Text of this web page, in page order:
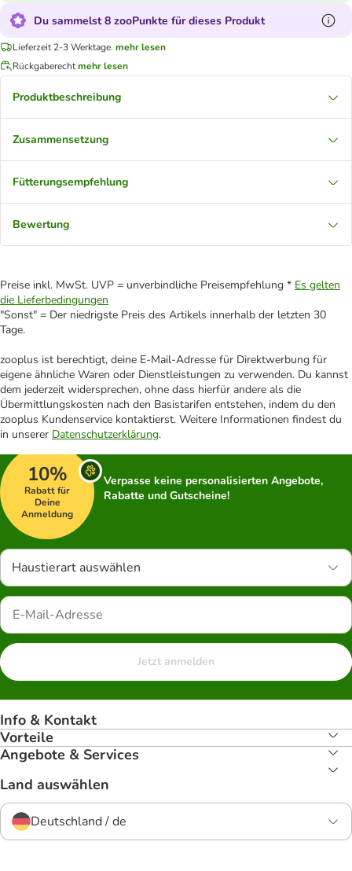
Du sammelst 8 zooPunkte für dieses Produkt
Lieferzeit 2-3 Werktage. mehr lesen
Rückgaberechtmehr lesen
Produktbeschreibung
Zusammensetzung
Fütterungsempfehlung
Bewertung
Preise inkl. MwSt. UVP = unverbindliche Preisempfehlung * Es gelten
die Lieferbedingungen
"Sonst" = Der niedrigste Preis des Artikels innerhalb der letzten 30
Tage.
zooplus ist berechtigt, deine E-Mail-Adresse für Direktwerbung für
eigene ähnliche Waren oder Dienstleistungen zu verwenden. Du kannst
dem jederzeit widersprechen, ohne dass hierfür andere als die
Übermittlungskosten nach den Basistarifen entstehen, indem du den
zooplus Kundenservice kontaktierst. Weitere Informationen findest du
in unserer Datenschutzerklärung.
10%
Rabatt für
Deine
Anmeldung
Verpasse keine personalisierten Angebote,
Rabatte und Gutscheine!
Haustierart auswählen
Jetzt anmelden
Info & Kontakt
Vorteile
Angebote & Services
Land auswählen
Deutschland / de